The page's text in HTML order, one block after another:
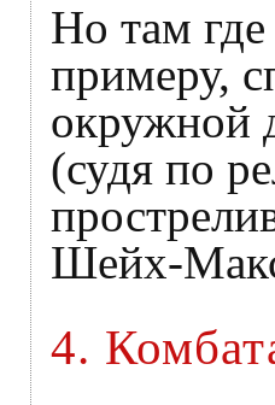
Но там где
примеру,
окружной
(судя по
Шейх-
4.